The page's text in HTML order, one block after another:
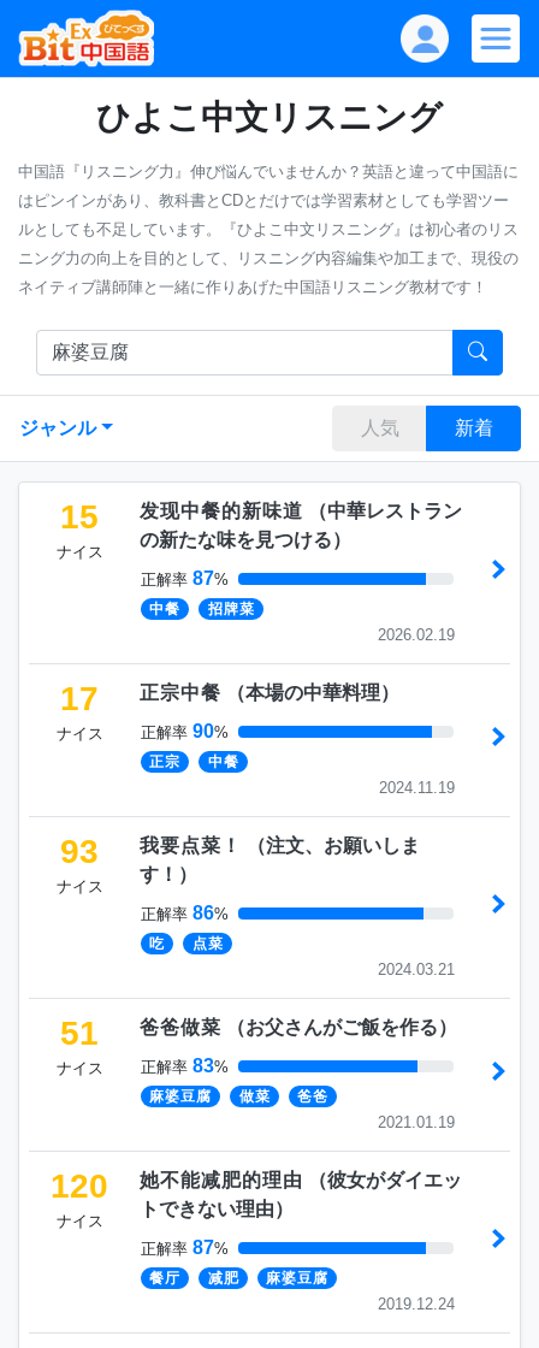
ひよこ中文リスニング
中国語『リスニング力』伸び悩んでいませんか？英語と違って中国語に
はピンインがあり、教科書とCDとだけでは学習素材としても学習ツー
ルとしても不足しています。『ひよこ中文リスニング』は初心者のリス
ニング力の向上を目的として、リスニング内容編集や加工まで、現役の
ネイティブ講師陣と一緒に作りあげた中国語リスニング教材です！
ジャンル 人気 新着
15
ナイス
发现中餐的新味道 （中華レストラン
の新たな味を見つける）
正解率 87%
中餐 招牌菜
2026.02.19
17
ナイス
正宗中餐 （本場の中華料理）
正解率 90%
正宗 中餐
2024.11.19
93
ナイス
我要点菜！ （注文、お願いしま
す！ ）
正解率 86%
吃 点菜
2024.03.21
51
ナイス
爸爸做菜 （お父さんがご飯を作る）
正解率 83%
麻婆豆腐 做菜 爸爸
2021.01.19
120
ナイス
她不能减肥的理由 （彼女がダイエッ
トできない理由）
正解率 87%
餐厅 减肥 麻婆豆腐
2019.12.24